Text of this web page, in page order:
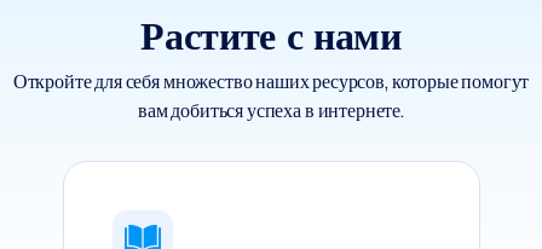
Растите с нами
Откройте для себя множество наших ресурсов, которые помогут
вам добиться успеха в интернете.